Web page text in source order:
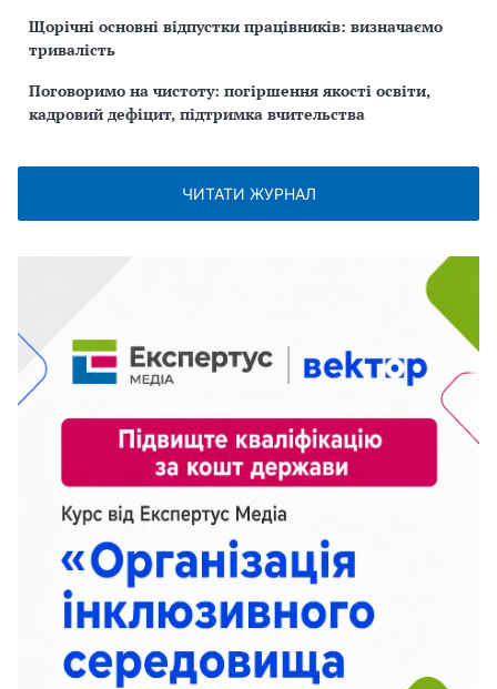
Щорічні основні відпустки працівників: визначаємо
тривалість
Поговоримо на чистоту: погіршення якості освіти,
кадровий дефіцит, підтримка вчительства
ЧИТАТИ ЖУРНАЛ